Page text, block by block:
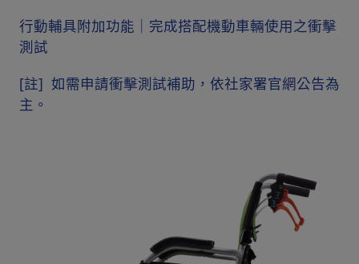
行動輔具附加功能｜完成搭配機動車輛使用之衝擊
測試
[註] 如需申請衝擊測試補助，依社家署官網公告為
主。